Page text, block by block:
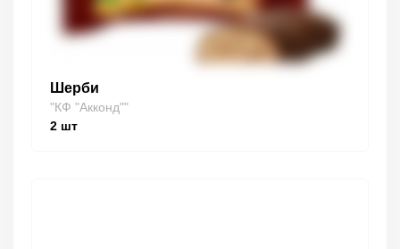
Шерби
"КФ "Акконд""
2 шт